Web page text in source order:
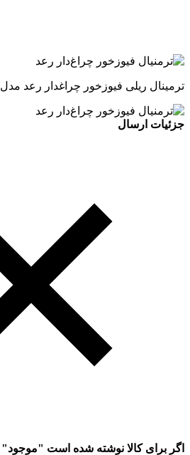
ترمینال ریلی فیوزخور چراغدار رعد مدل RFT5-LD
جزئیات ارسال
اگر برای کالا نوشته شده است "موجود"